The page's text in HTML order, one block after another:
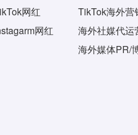
网红
网红
TikTok海外营
海外社媒代运
海外媒体PR/